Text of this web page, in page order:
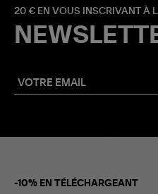
20 € EN VOUS INSCRIVANT À
-10% EN TÉLÉCHARGEANT